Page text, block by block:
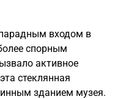
входом в
спорным
активное
стеклянная
зданием музея.